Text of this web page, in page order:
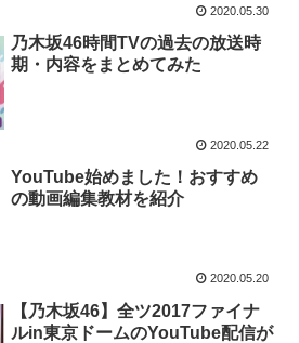
2020.05.30
乃木坂46時間TVの過去の放送時
期・内容をまとめてみた
2020.05.22
YouTube始めました！おすすめ
の動画編集教材を紹介
2020.05.20
【乃木坂46】全ツ2017ファイナ
ルin東京ドームのYouTube配信が